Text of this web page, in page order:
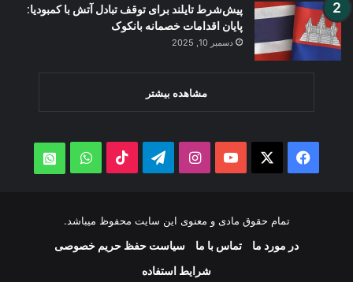
پیش‌شرط تایلند برای توقف تبادل آتش با کمبودیا:
پایان اقدامات خصمانه بانکوک
دسمبر 10, 2025
مشاهده بیشتر
Facebook
YouTube
Instagram
Telegram
TikTok
WhatsApp
تمام حقوق مادی و معنوی این سایت محفوظ میباشد.
در مورد ما تماس با ما
سیاست حفظ حریم خصوصی
شرایط استفاده